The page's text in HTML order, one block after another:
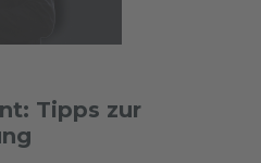
Tipps zur